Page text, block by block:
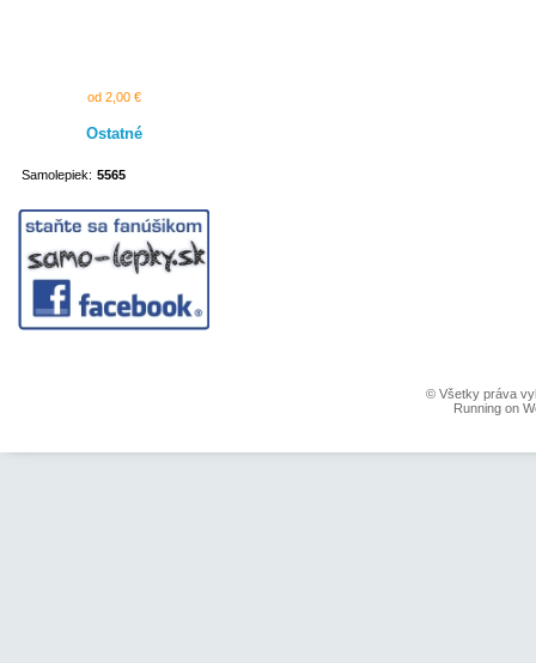
od 2,00 €
Ostatné
Samolepiek: 5565
© Všetky práva
Running on